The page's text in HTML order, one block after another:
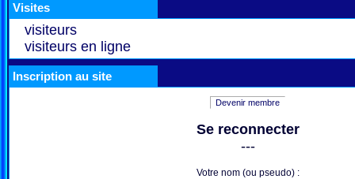
Visites
visiteurs
visiteurs en ligne
Inscription au site
Devenir membre
Se reconnecter
---
Votre nom (ou pseudo) :